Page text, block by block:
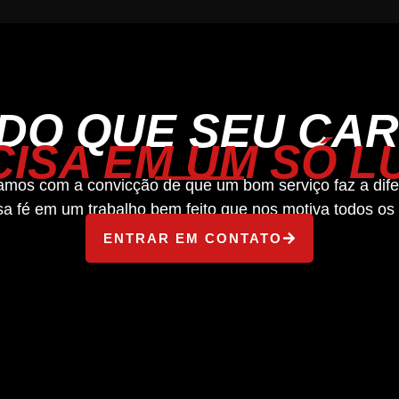
QUE SEU
EM UM SÓ
com a convicção de que um bom serviço faz a
fé em um trabalho bem feito que nos motiva todos os
ENTRAR EM CONTATO